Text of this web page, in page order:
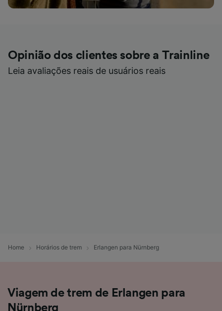
Opinião dos clientes sobre a Trainline
Leia avaliações reais de usuários reais
Home Horários de trem Erlangen para Nürnberg
Viagem de trem de Erlangen para
Nürnberg